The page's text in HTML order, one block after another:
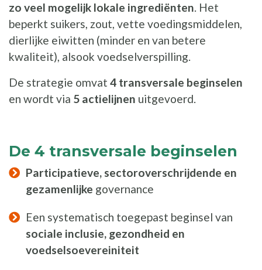
zo veel mogelijk lokale ingrediënten. Het
beperkt suikers, zout, vette voedingsmiddelen,
dierlijke eiwitten (minder en van betere
kwaliteit), alsook voedselverspilling.
De strategie omvat 4 transversale beginselen
en wordt via 5 actielijnen uitgevoerd.
De 4 transversale beginselen
Participatieve, sectoroverschrijdende en
gezamenlijke governance
Een systematisch toegepast beginsel van
sociale inclusie, gezondheid en
voedselsoevereiniteit